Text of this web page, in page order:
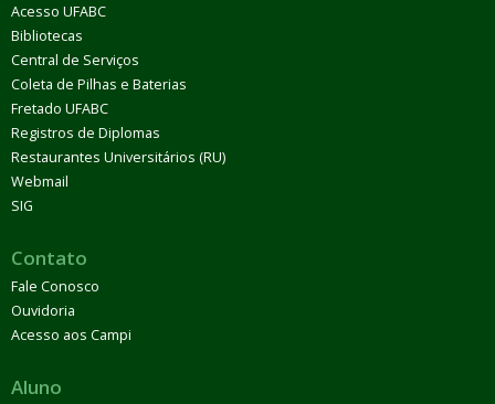
Acesso UFABC
Bibliotecas
Central de Serviços
Coleta de Pilhas e Baterias
Fretado UFABC
Registros de Diplomas
Restaurantes Universitários (RU)
Webmail
SIG
Contato
Fale Conosco
Ouvidoria
Acesso aos Campi
Aluno